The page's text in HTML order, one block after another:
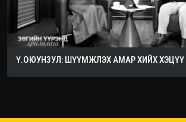
Ү.ОЮУНЗУЛ: ШҮҮМЖЛЭХ АМАР ХИЙХ ХЭЦҮҮ